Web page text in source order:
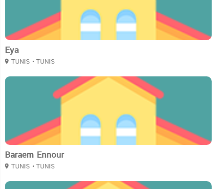
Eya
TUNIS • TUNIS
Baraem Ennour
TUNIS • TUNIS